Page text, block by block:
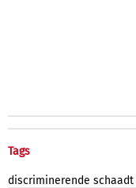
Tags
discriminerende schaadt